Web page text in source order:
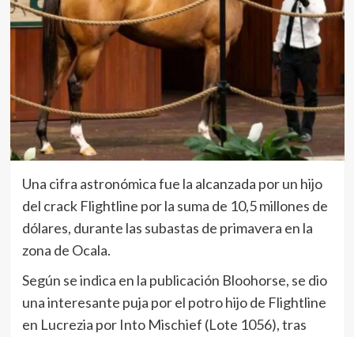
Una cifra astronómica fue la alcanzada por un hijo
del crack Flightline por la suma de 10,5 millones de
dólares, durante las subastas de primavera en la
zona de Ocala.
Según se indica en la publicación Bloohorse, se dio
una interesante puja por el potro hijo de Flightline
en Lucrezia por Into Mischief (Lote 1056), tras